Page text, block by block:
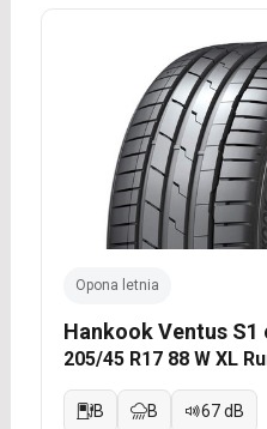
Opona letnia
Hankook Ventus S1
205/45 R17 88 W XL
B B 67 dB